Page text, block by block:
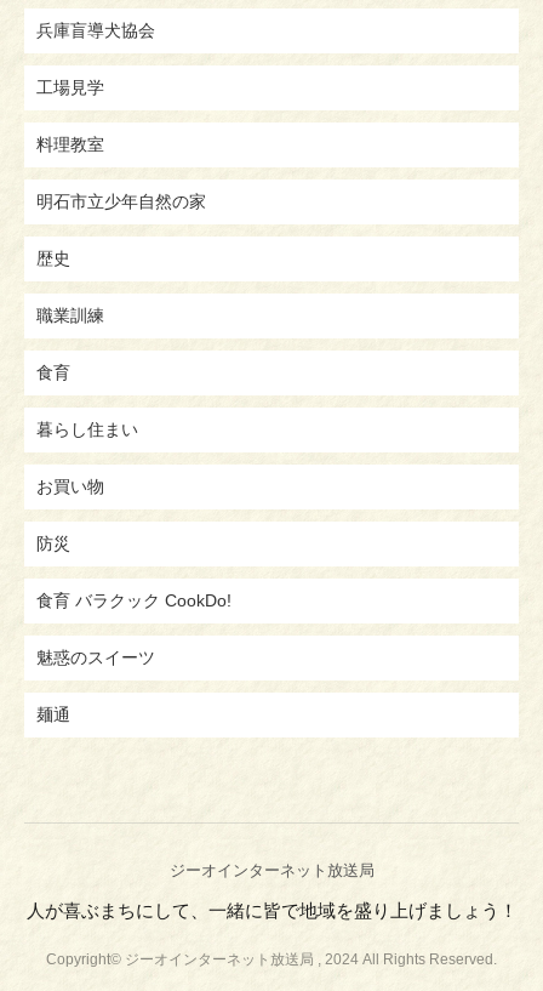
兵庫盲導犬協会
工場見学
料理教室
明石市立少年自然の家
歴史
職業訓練
食育
暮らし住まい
お買い物
防災
食育 バラクック CookDo!
魅惑のスイーツ
麺通
ジーオインターネット放送局
人が喜ぶまちにして、一緒に皆で地域を盛り上げましょう！
Copyright© ジーオインターネット放送局 , 2024 All Rights Reserved.